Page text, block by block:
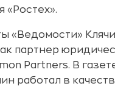
«Ростех».
«Ведомости»
партнер
Partners. В
работал в